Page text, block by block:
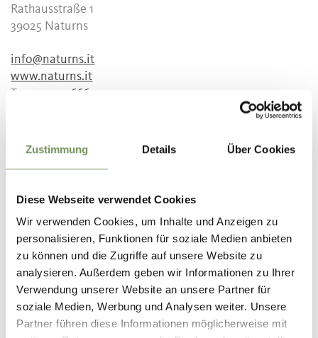
Zustimmung Details Über Cookies
Diese Webseite verwendet Cookies
Wir verwenden Cookies, um Inhalte und Anzeigen zu
personalisieren, Funktionen für soziale Medien anbieten
zu können und die Zugriffe auf unsere Website zu
analysieren. Außerdem geben wir Informationen zu Ihrer
Verwendung unserer Website an unsere Partner für
soziale Medien, Werbung und Analysen weiter. Unsere
Partner führen diese Informationen möglicherweise mit
Rathausstraße 1
39025 Naturns
info@naturns.it
www.naturns.it
T
+39 0473 666077
www.suedtirolerapfel.com
Preise
8 €ab 15 Jahren
Kind
0 € 0 - 14 Jahre
Treffpunkt
Tourismusbüro Plaus